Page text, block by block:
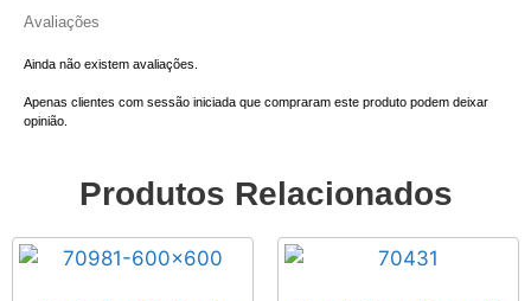
Avaliações
Ainda não existem avaliações.
Apenas clientes com sessão iniciada que compraram este produto podem deixar
opinião.
Produtos Relacionados